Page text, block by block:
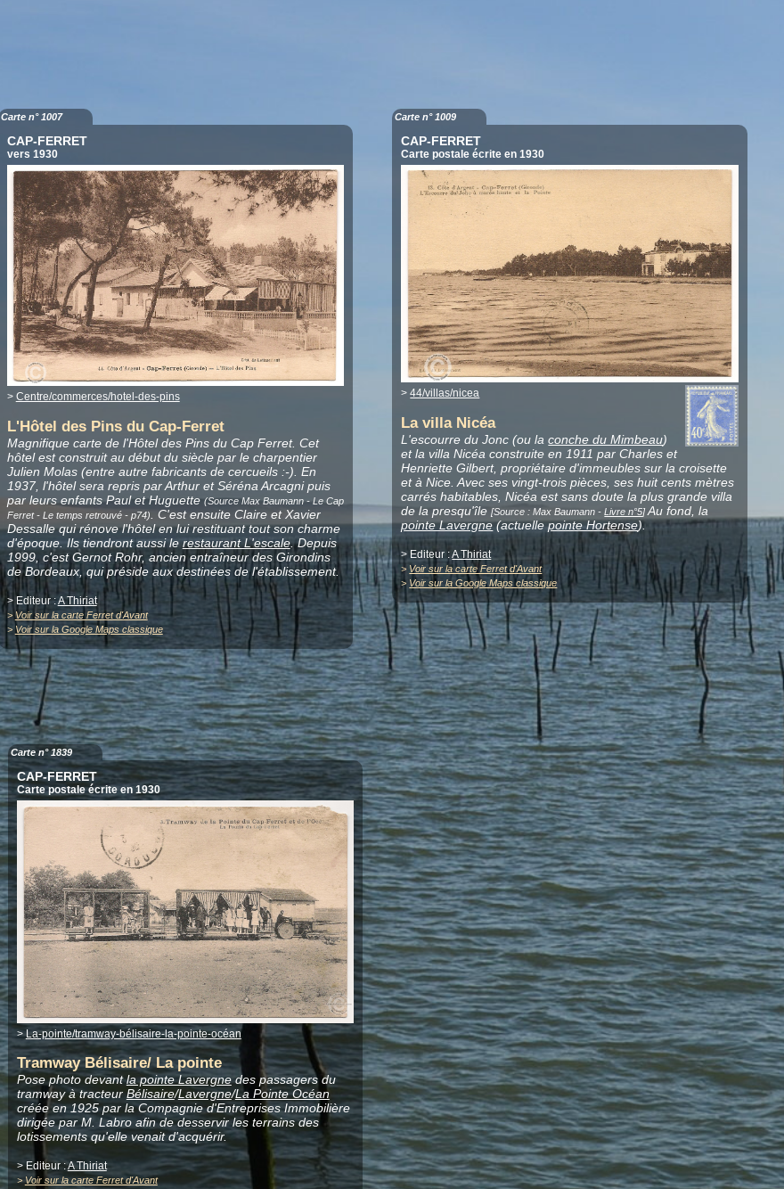
Carte n° 1007
CAP-FERRET
vers 1930
> Centre/commerces/hotel-des-pins
L'Hôtel des Pins du Cap-Ferret
Magnifique carte de l'Hôtel des Pins du Cap Ferret. Cet
hôtel est construit au début du siècle par le charpentier
Julien Molas (entre autre fabricants de cercueils :-). En
1937, l'hôtel sera repris par Arthur et Séréna Arcagni puis
par leurs enfants Paul et Huguette(Source Max Baumann - Le Cap
Ferret - Le temps retrouvé - p74). C'est ensuite Claire et Xavier
Dessalle qui rénove l'hôtel en lui restituant tout son charme
d'époque. Ils tiendront aussi lerestaurant L'escale. Depuis
1999, c'est Gernot Rohr, ancien entraîneur des Girondins
de Bordeaux, qui préside aux destinées de l'établissement.
> Editeur :A Thiriat
> Voir sur la carte Ferret d'Avant
> Voir sur la Google Maps classique
Carte n° 1009
CAP-FERRET
Carte postale écrite en 1930
>44/villas/nicea
La villa Nicéa
L'escourre du Jonc (ou laconche du Mimbeau)
et la villa Nicéa construite en 1911 par Charles et
Henriette Gilbert, propriétaire d'immeubles sur la croisette
et à Nice. Avec ses vingt-trois pièces, ses huit cents mètres
carrés habitables, Nicéa est sans doute la plus grande villa
de la presqu'île[Source : Max Baumann -Livre n°5] Au fond, la
pointe Lavergne(actuellepointe Hortense).
> Editeur :A Thiriat
> Voir sur la carte Ferret d'Avant
> Voir sur la Google Maps classique
Carte n° 1839
CAP-FERRET
Carte postale écrite en 1930
>La-pointe/tramway-bélisaire-la-pointe-océan
Tramway Bélisaire/ La pointe
Pose photo devantla pointe Lavergnedes passagers du
tramway à tracteurBélisaire/Lavergne/La Pointe Océan
créée en 1925 par la Compagnie d'Entreprises Immobilière
dirigée par M. Labro afin de desservir les terrains des
lotissements qu'elle venait d'acquérir.
> Editeur :A Thiriat
>Voir sur la carte Ferret d'Avant